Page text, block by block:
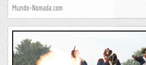
Mundo-Nomada.com